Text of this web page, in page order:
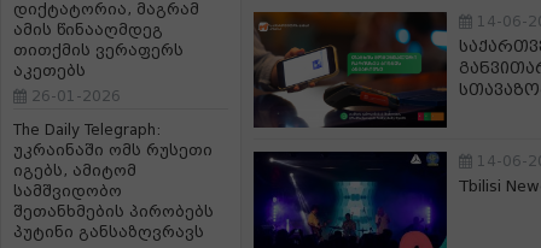
დიქტატორია, მაგრამ
ამის წინააღმდეგ
თითქმის ვერაფერს
აკეთებს
26-01-2026
The Daily Telegraph:
უკრაინაში ომს რუსეთი
იგებს, ამიტომ
სამშვიდობო
შეთანხმების პირობებს
პუტინი განსაზღვრავს
14-06-
14-06-
Tbilisi